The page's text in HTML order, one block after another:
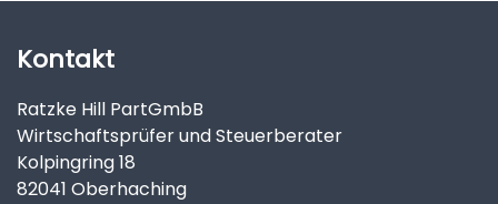
Kontakt
Ratzke Hill PartGmbB
Wirtschaftsprüfer und Steuerberater
Kolpingring 18
82041 Oberhaching